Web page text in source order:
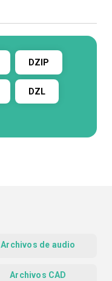
DZIP
DZL
Archivos de audio
Archivos CAD